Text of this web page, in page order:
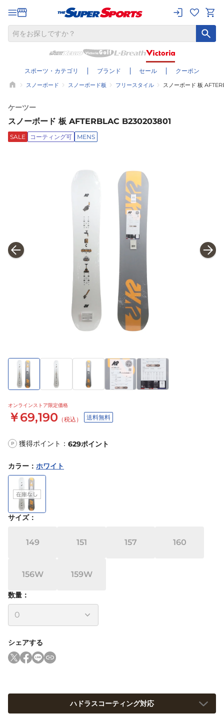
スポーツ・カテゴリ ブランド セール クーポン
スノーボード スノーボード板 フリースタイル スノーボード 板
ケーツー
スノーボード 板 AFTERBLAC B230203801
SALE コーティング可 MENS
オンラインストア限定価格
￥69,190 （税込） 送料無料
P 獲得ポイント： 629ポイント
カラー ： ホワイト
サイズ：
149 151 157 160
156W 159W
数量：
シェアする
ハドラスコーティング対応